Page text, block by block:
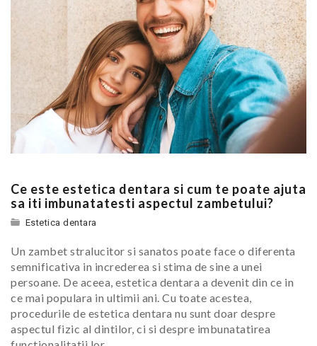
Ce este estetica dentara si cum te poate ajuta
sa iti imbunatatesti aspectul zambetului?
Estetica dentara
Un zambet stralucitor si sanatos poate face o diferenta
semnificativa in increderea si stima de sine a unei
persoane. De aceea, estetica dentara a devenit din ce in
ce mai populara in ultimii ani. Cu toate acestea,
procedurile de estetica dentara nu sunt doar despre
aspectul fizic al dintilor, ci si despre imbunatatirea